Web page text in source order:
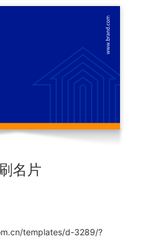
名片
templates/d-3289/?